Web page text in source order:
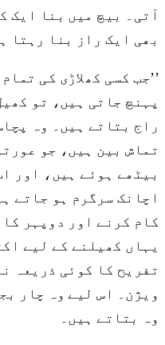
آتی۔ بیچ میں بنا ایک
بھی ایک راز بنا رہتا
’’جب کسی کھلاڑی کی
پہنچ جاتی ہیں، تو
راج بتاتے ہیں۔ وہ
تماش بین ہیں، جو
بیٹھے ہوئے ہیں، اور
اچانک سرگرم ہو جاتے
کام کرنے اور دوپہر کا
یہاں کھیلنے کے لیے
تفریح کا کوئی ذریعہ
ویژن۔ اس لیے وہ چار
وہ بتاتے ہیں۔